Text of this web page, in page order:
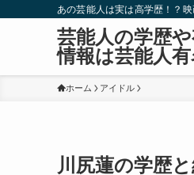
あの芸能人は実は高学歴！？
芸能人の学歴
情報は芸能人
ホーム アイドル
川尻蓮の学歴